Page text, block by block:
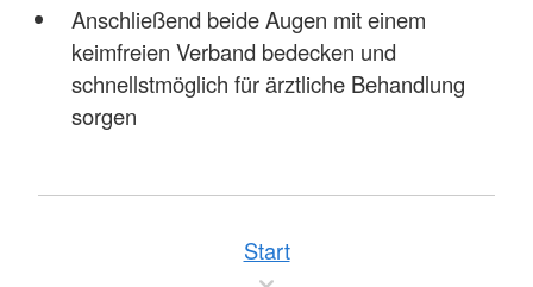
Anschließend beide Augen mit einem
keimfreien Verband bedecken und
schnellstmöglich für ärztliche Behandlung
sorgen
Start